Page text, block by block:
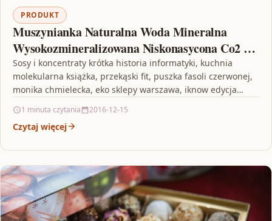
PRODUKT
Muszynianka Naturalna Woda Mineralna
Wysokozmineralizowana Niskonasycona Co2 1,5
L
Sosy i koncentraty krótka historia informatyki, kuchnia
molekularna książka, przekąski fit, puszka fasoli czerwonej,
monika chmielecka, eko sklepy warszawa, iknow edycja
1 minuta czytania 2016-12-15
Czytaj więcej